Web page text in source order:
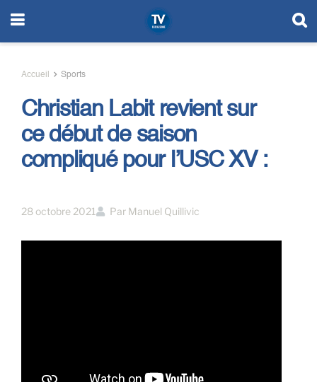
Accueil Sports
Christian Labit revient sur
ce début de saison
compliqué pour l’USC XV :
28 octobre 2021 Par Manuel Quillivic